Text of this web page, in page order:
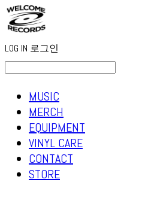
LOG IN 로그인
MUSIC
MERCH
EQUIPMENT
VINYL CARE
CONTACT
STORE